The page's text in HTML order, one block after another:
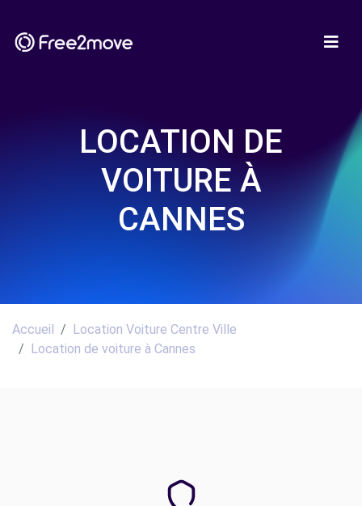
LOCATION DE
VOITURE À
CANNES
Accueil
Location Voiture Centre Ville
Location de voiture à Cannes